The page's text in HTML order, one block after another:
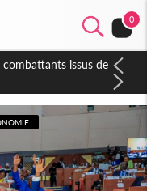
0
Sidy Diallo se lance